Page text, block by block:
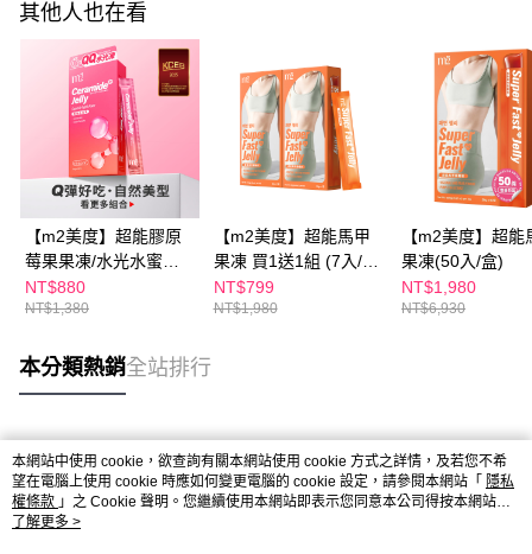
其他人也在看
【m2美度】超能膠原
莓果果凍/水光水蜜桃
果凍 多規格賣場組-孫
藝珍代言(10入/盒)
NT$880
NT$1,380
【m2美度】超能馬甲
果凍 買1送1組 (7入/
盒)
NT$799
NT$1,980
【m2美度】超能
果凍(50入/盒)
NT$1,980
NT$6,930
本分類熱銷全站排行
熱門標籤
本網站中使用 cookie，欲查詢有關本網站使用 cookie 方式之詳情，及若您不希
望在電腦上使用 cookie 時應如何變更電腦的 cookie 設定，請參閱本網站「 隱私
權條款 」之 Cookie 聲明。您繼續使用本網站即表示您同意本公司得按本網站使
用條款之 Cookie 聲明使用 cookie。
了解更多 >